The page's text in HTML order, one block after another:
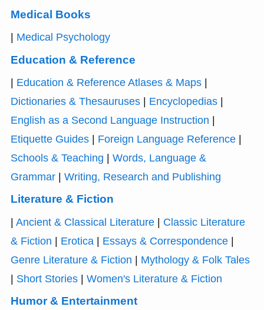
Medical Books
Medical Psychology
Education & Reference
| Education & Reference Atlases & Maps|
Dictionaries & Thesauruses| Encyclopedias|
English as a Second Language Instruction |
Etiquette Guides| Foreign Language Reference|
Schools & Teaching | Words, Language &
Grammar| Writing, Research and Publishing
Literature & Fiction
| Ancient & Classical Literature| Classic Literature
& Fiction | Erotica| Essays & Correspondence|
Genre Literature & Fiction | Mythology & Folk Tales
| Short Stories| Women's Literature & Fiction
Humor & Entertainment